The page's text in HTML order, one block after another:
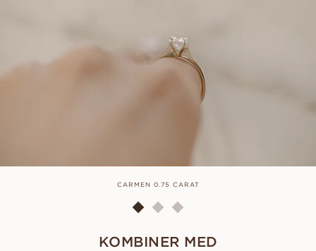
CARMEN 0.75 CARAT
KOMBINER MED